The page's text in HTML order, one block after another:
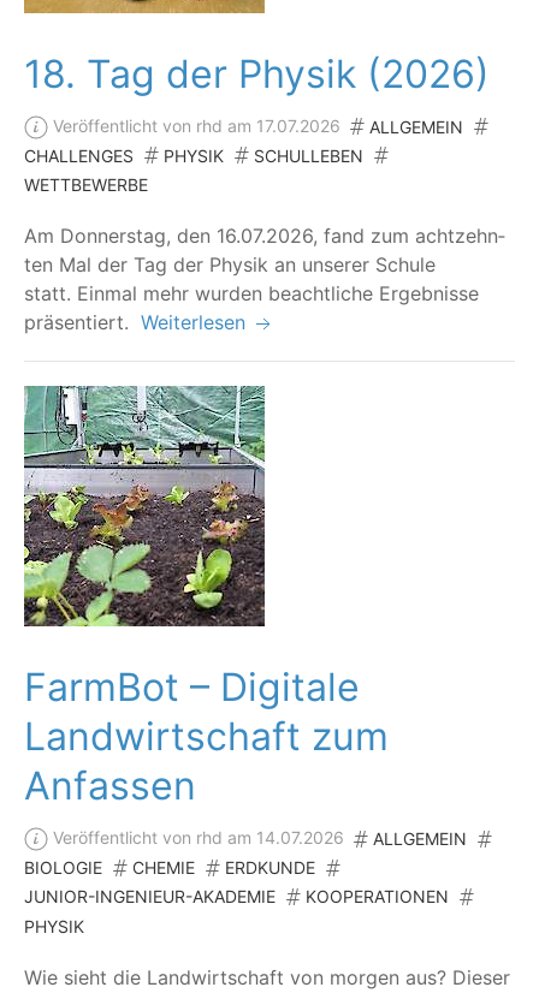
18. Tag der Physik (2026)
Veröffentlicht von rhd am 17.07.2026
ALLGEMEIN
CHALLENGES
PHYSIK
SCHULLEBEN
WETTBEWERBE
Am Don­ners­tag, den 16.07.2026, fand zum acht­zehn­
ten Mal der Tag der Phy­sik an unse­rer Schu­le
statt. Ein­mal mehr wur­den beacht­li­che Ergeb­nis­se
präsentiert. Weiterlesen
FarmBot – Digitale
Landwirtschaft zum
Anfassen
Veröffentlicht von rhd am 14.07.2026
ALLGEMEIN
BIOLOGIE
CHEMIE
ERDKUNDE
JUNIOR-INGENIEUR-AKADEMIE
KOOPERATIONEN
PHYSIK
Wie sieht die Land­wirt­schaft von mor­gen aus? Die­ser